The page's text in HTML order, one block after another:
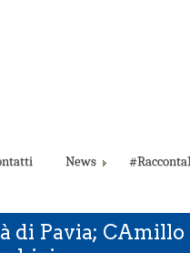
News
di Pavia;